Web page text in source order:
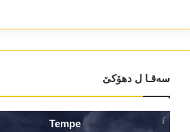
سەقـا ل دھۆکێ
Tempe